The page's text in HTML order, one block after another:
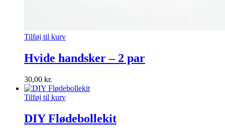
Tilføj til kurv
Hvide handsker – 2 par
30,00 kr.
Tilføj til kurv
DIY Flødebollekit